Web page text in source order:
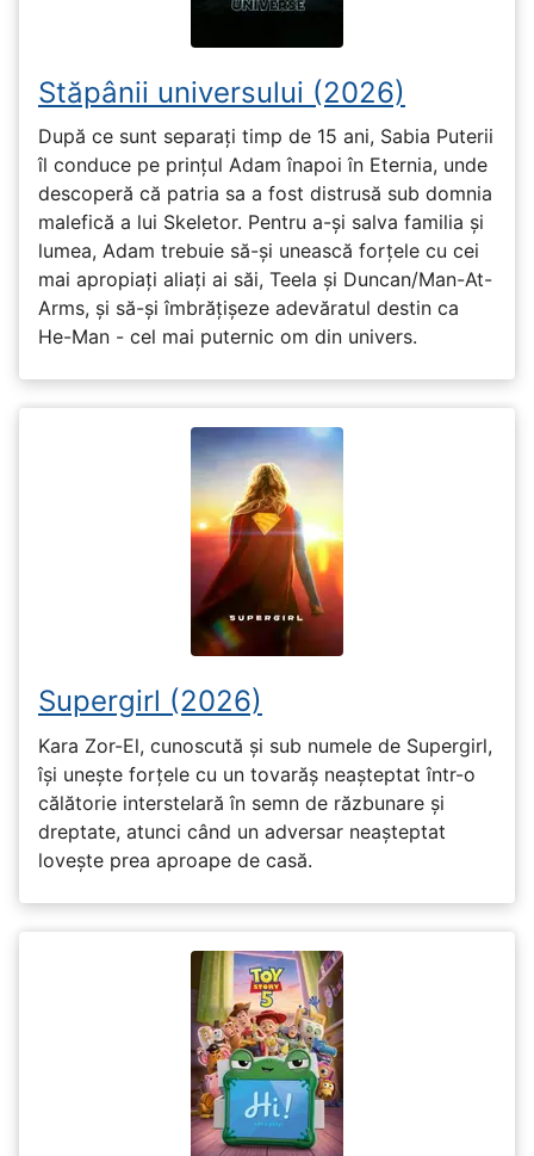
Stăpânii universului (2026)
După ce sunt separați timp de 15 ani, Sabia Puterii
îl conduce pe prințul Adam înapoi în Eternia, unde
descoperă că patria sa a fost distrusă sub domnia
malefică a lui Skeletor. Pentru a-și salva familia și
lumea, Adam trebuie să-și unească forțele cu cei
mai apropiați aliați ai săi, Teela și Duncan/Man-At-
Arms, și să-și îmbrățișeze adevăratul destin ca
He-Man - cel mai puternic om din univers.
Supergirl (2026)
Kara Zor-El, cunoscută și sub numele de Supergirl,
își unește forțele cu un tovarăș neașteptat într-o
călătorie interstelară în semn de răzbunare și
dreptate, atunci când un adversar neașteptat
lovește prea aproape de casă.